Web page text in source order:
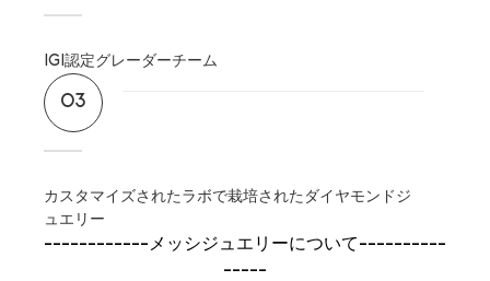
IGI認定グレーダーチーム
03
カスタマイズされたラボで栽培されたダイヤモンドジ
ュエリー
------------メッシジュエリーについて----------
-----